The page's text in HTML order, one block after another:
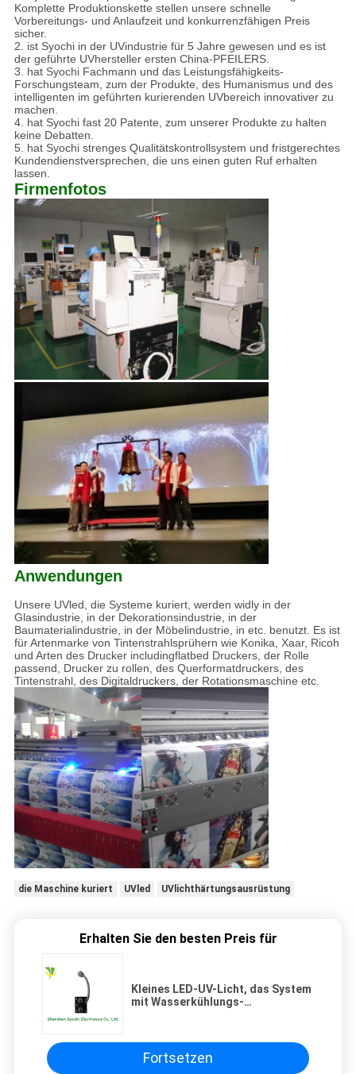
Komplette Produktionskette stellen unsere schnelle
Vorbereitungs- und Anlaufzeit und konkurrenzfähigen Preis
sicher.
2. ist Syochi in der UVindustrie für 5 Jahre gewesen und es ist
der geführte UVhersteller ersten China-PFEILERS.
3. hat Syochi Fachmann und das Leistungsfähigkeits-
Forschungsteam, zum der Produkte, des Humanismus und des
intelligenten im geführten kurierenden UVbereich innovativer zu
machen.
4. hat Syochi fast 20 Patente, zum unserer Produkte zu halten
keine Debatten.
5. hat Syochi strenges Qualitätskontrollsystem und fristgerechtes
Kundendienstversprechen, die uns einen guten Ruf erhalten
lassen.
Firmenfotos
Anwendungen
Unsere UVled, die Systeme kuriert, werden widly in der
Glasindustrie, in der Dekorationsindustrie, in der
Baumaterialindustrie, in der Möbelindustrie, in etc. benutzt. Es ist
für Artenmarke von Tintenstrahlsprühern wie Konika, Xaar, Ricoh
und Arten des Drucker includingflatbed Druckers, der Rolle
passend, Drucker zu rollen, des Querformatdruckers, des
Tintenstrahl, des Digitaldruckers, der Rotationsmaschine etc.
die Maschine kuriert UVled UVlichthärtungsausrüstung
Erhalten Sie den besten Preis für
Kleines LED-UV-Licht, das System
mit Wasserkühlungs-
Fortsetzen